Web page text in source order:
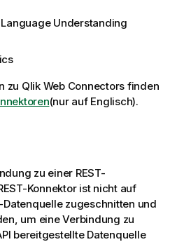
Understanding
zu QlikWeb Connectors finden
(nur auf Englisch).
zu einer REST-
-Konnektor ist nicht auf
Datenquelle zugeschnitten und
um eine Verbindung zu
bereitgestellte Datenquelle